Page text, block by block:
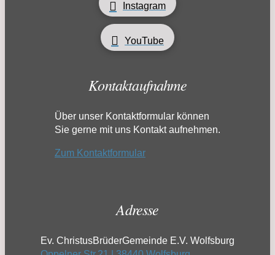
Instagram
YouTube
Kontaktaufnahme
Über unser Kontaktformular können
Sie gerne mit uns Kontakt aufnehmen.
Zum Kontaktformular
Adresse
Ev. ChristusBrüderGemeinde E.V. Wolfsburg